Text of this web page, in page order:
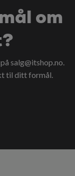
om
salg@itshop.no.
til ditt formål.